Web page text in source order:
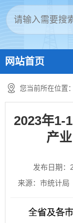
网站首页
您当前所在位置：
2023年1-
产
发布日期：
来源：市统计局